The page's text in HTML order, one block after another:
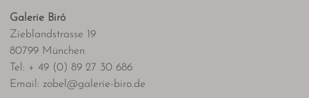
Galerie Biró
Zieblandstrasse 19
80799 München
Tel: + 49 (0) 89 27 30 686
Email: zobel@galerie-biro.de